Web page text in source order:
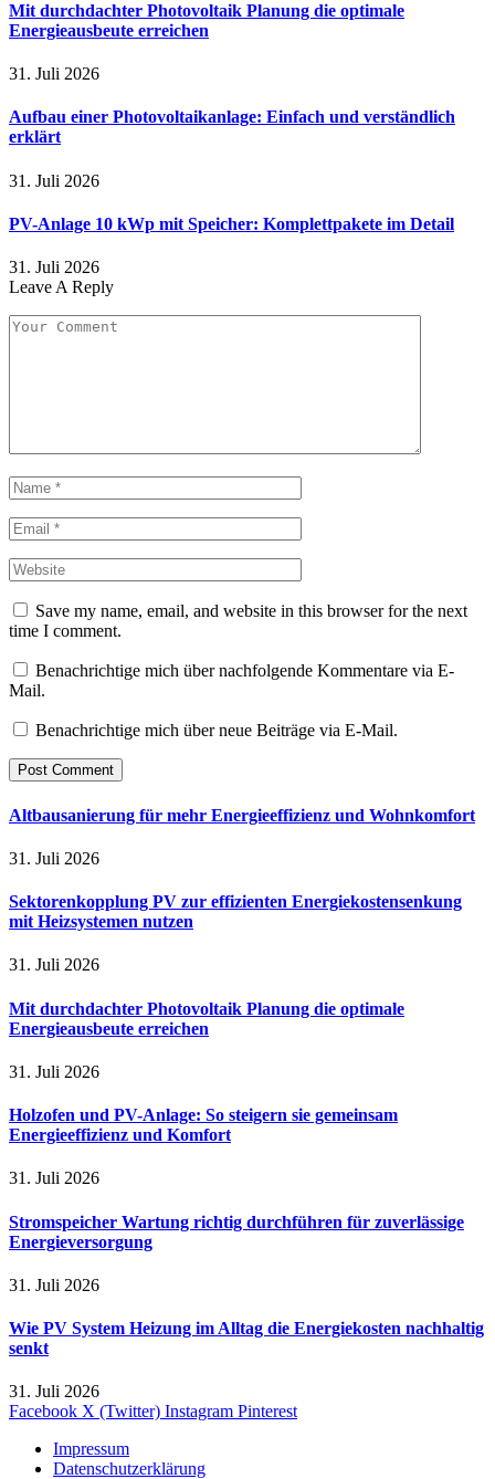
Mit durchdachter Photovoltaik Planung die optimale
Energieausbeute erreichen
31. Juli 2026
Aufbau einer Photovoltaikanlage: Einfach und verständlich
erklärt
31. Juli 2026
PV-Anlage 10 kWp mit Speicher: Komplettpakete im Detail
31. Juli 2026
Leave A Reply
Save my name, email, and website in this browser for the next
time I comment.
Benachrichtige mich über nachfolgende Kommentare via E-
Mail.
Benachrichtige mich über neue Beiträge via E-Mail.
Altbausanierung für mehr Energieeffizienz und Wohnkomfort
31. Juli 2026
Sektorenkopplung PV zur effizienten Energiekostensenkung
mit Heizsystemen nutzen
31. Juli 2026
Mit durchdachter Photovoltaik Planung die optimale
Energieausbeute erreichen
31. Juli 2026
Holzofen und PV-Anlage: So steigern sie gemeinsam
Energieeffizienz und Komfort
31. Juli 2026
Stromspeicher Wartung richtig durchführen für zuverlässige
Energieversorgung
31. Juli 2026
Wie PV System Heizung im Alltag die Energiekosten nachhaltig
senkt
31. Juli 2026
Facebook X (Twitter) Instagram Pinterest
Impressum
Datenschutzerklärung